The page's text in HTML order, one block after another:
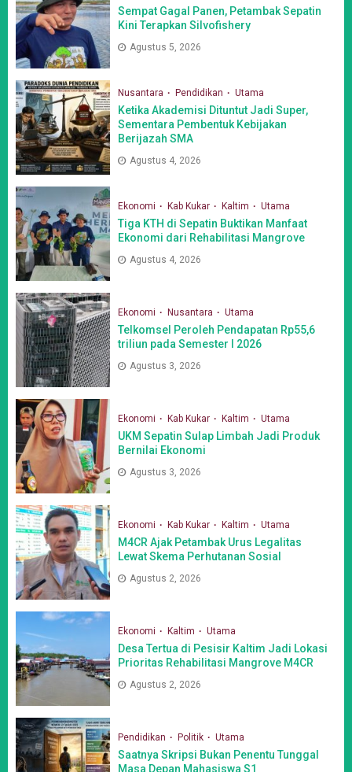
Sempat Gagal Panen, Petambak Sepatin
Kini Terapkan Silvofishery
Agustus 5, 2026
Nusantara Pendidikan Utama
Ketika Akademisi Dituntut Jadi Super,
Sementara Pembentuk Kebijakan
Berijazah SMA
Agustus 4, 2026
Ekonomi Kab Kukar Kaltim Utama
Tiga KTH di Sepatin Buktikan Manfaat
Ekonomi dari Rehabilitasi Mangrove
Agustus 4, 2026
Ekonomi Nusantara Utama
Telkomsel Peroleh Pendapatan Rp55,6
triliun pada Semester I 2026
Agustus 3, 2026
Ekonomi Kab Kukar Kaltim Utama
UKM Sepatin Sulap Limbah Jadi Produk
Bernilai Ekonomi
Agustus 3, 2026
Ekonomi Kab Kukar Kaltim Utama
M4CR Ajak Petambak Urus Legalitas
Lewat Skema Perhutanan Sosial
Agustus 2, 2026
Ekonomi Kaltim Utama
Desa Tertua di Pesisir Kaltim Jadi Lokasi
Prioritas Rehabilitasi Mangrove M4CR
Agustus 2, 2026
Pendidikan Politik Utama
Saatnya Skripsi Bukan Penentu Tunggal
Masa Depan Mahasiswa S1